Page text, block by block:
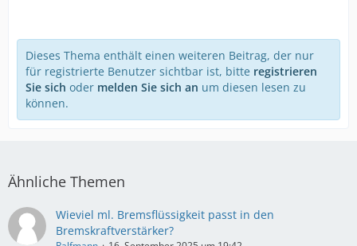
Dieses Thema enthält einen weiteren Beitrag, der nur
für registrierte Benutzer sichtbar ist, bitte registrieren
Sie sich oder melden Sie sich an um diesen lesen zu
können.
Ähnliche Themen
Wieviel ml. Bremsflüssigkeit passt in den
Bremskraftverstärker?